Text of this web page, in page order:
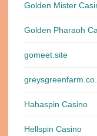
Golden Mister
Golden Pharaoh
gomeet.site
Hahaspin Casino
Hellspin Casino